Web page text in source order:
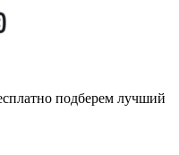
подберем лучший